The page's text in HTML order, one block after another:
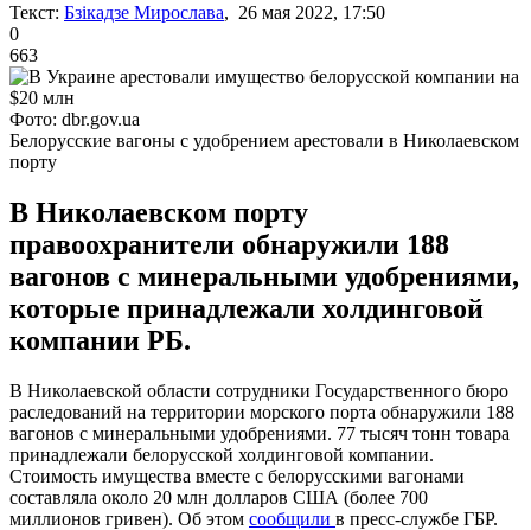
Текст: Бзікадзе Мирослава, 26 мая 2022, 17:50
0
663
Фото: dbr.gov.ua
Белорусские вагоны с удобрением арестовали в Николаевском
порту
В Николаевском порту
правоохранители обнаружили 188
вагонов с минеральными удобрениями,
которые принадлежали холдинговой
компании РБ.
В Николаевской области сотрудники Государственного бюро
раследований на территории морского порта обнаружили 188
вагонов с минеральными удобрениями. 77 тысяч тонн товара
принадлежали белорусской холдинговой компании.
Стоимость имущества вместе с белорусскими вагонами
составляла около 20 млн долларов США (более 700
миллионов гривен). Об этом сообщили в пресс-службе ГБР.